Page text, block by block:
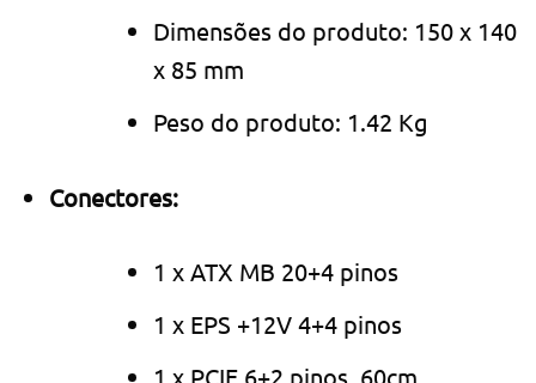
Dimensões do produto: 150 x 140
x 85 mm
Peso do produto: 1.42 Kg
Conectores:
1 x ATX MB 20+4 pinos
1 x EPS +12V 4+4 pinos
1 x PCIE 6+2 pinos, 60cm